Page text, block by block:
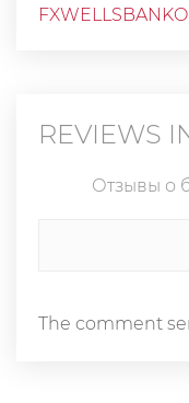
FXWELLS
REVIEWS
Отзывы о
The comment